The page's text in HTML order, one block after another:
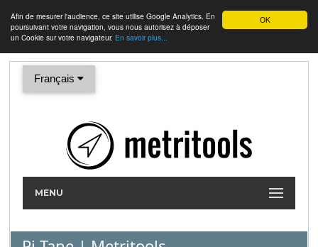
OK
Afin de mesurer l'audience, ce site utilise Google Analytics. En
poursuivant votre navigation, vous nous autorisez à déposer
un Cookie sur votre navigateur. En savoir plus...
Français
MENU